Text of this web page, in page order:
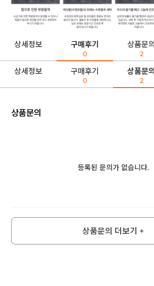
상세정보 구매후기
0
상품문의
2
상세정보 구매후기
0
상품문의
2
상품문의
등록된 문의가 없습니다.
상품문의 더보기 +